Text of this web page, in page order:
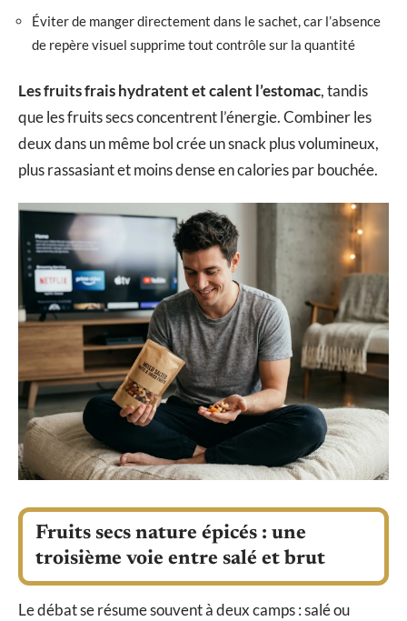
Éviter de manger directement dans le sachet, car l’absence
de repère visuel supprime tout contrôle sur la quantité
Les fruits frais hydratent et calent l’estomac, tandis
que les fruits secs concentrent l’énergie. Combiner les
deux dans un même bol crée un snack plus volumineux,
plus rassasiant et moins dense en calories par bouchée.
Fruits secs nature épicés : une
troisième voie entre salé et brut
Le débat se résume souvent à deux camps : salé ou